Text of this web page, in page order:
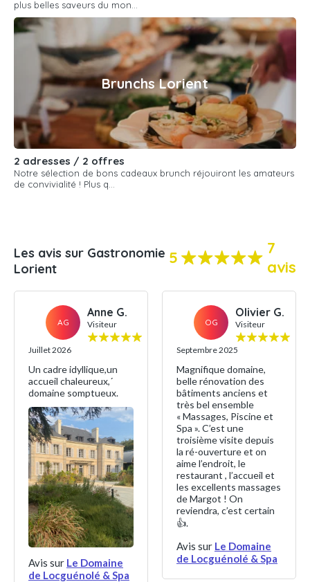
plus belles saveurs du mon...
Brunchs Lorient
2 adresses / 2 offres
Notre sélection de bons cadeaux brunch réjouiront les amateurs
de convivialité ! Plus q...
Les avis sur Gastronomie
Lorient
5
7
avis
AG
Anne G.
Visiteur
Juillet 2026
Un cadre idyllique,un
accueil chaleureux,´
domaine somptueux.
Avis sur Le Domaine
de Locguénolé & Spa
OG
Olivier G.
Visiteur
Septembre 2025
Magnifique domaine,
belle rénovation des
bâtiments anciens et
très bel ensemble
« Massages, Piscine et
Spa ». C’est une
troisième visite depuis
la ré-ouverture et on
aime l’endroit, le
restaurant , l’accueil et
les excellents massages
de Margot ! On
reviendra, c’est certain
👍.
Avis sur Le Domaine
de Locguénolé & Spa